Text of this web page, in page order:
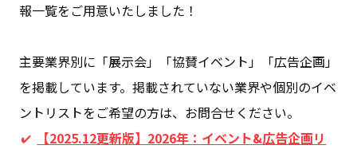
報一覧をご用意いたしました！
主要業界別に「展示会」「協賛イベント」「広告企画」
を掲載しています。掲載されていない業界や個別のイベ
ントリストをご希望の方は、お問合せください。
【2025.12更新版】2026年：イベント&広告企画リ